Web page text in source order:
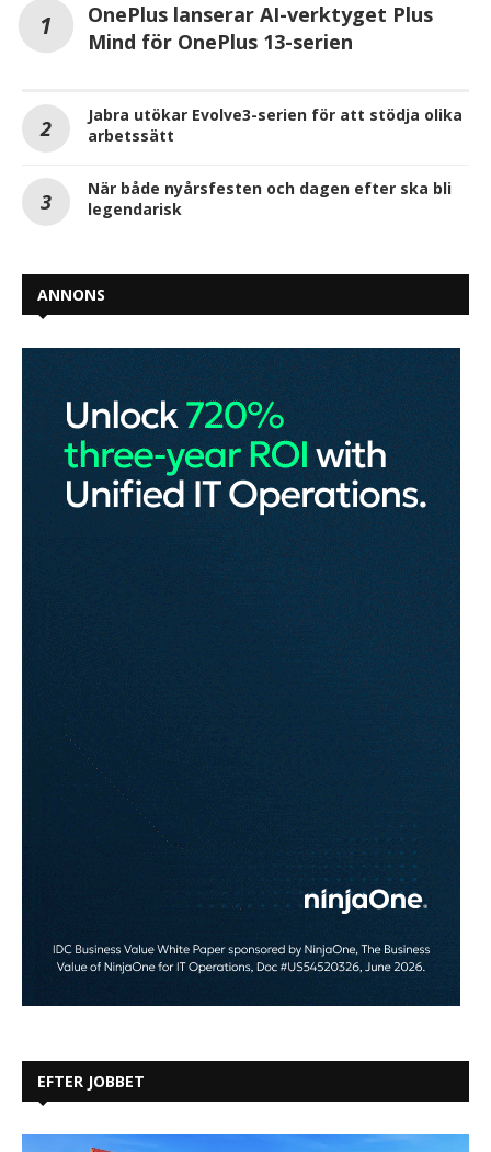
OnePlus lanserar AI-verktyget Plus
Mind för OnePlus 13-serien
Jabra utökar Evolve3-serien för att stödja olika
arbetssätt
När både nyårsfesten och dagen efter ska bli
legendarisk
ANNONS
EFTER JOBBET